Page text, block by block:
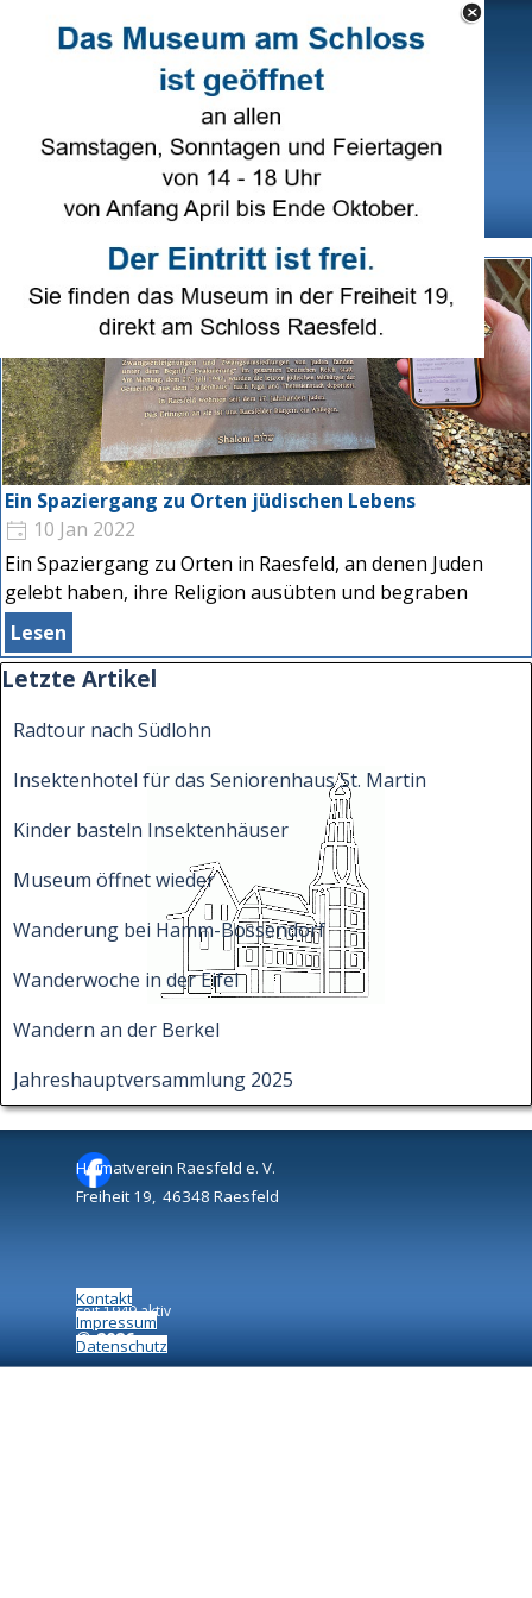
Select Language ▼
Menü überspringen
Ein Spaziergang zu Orten jüdischen Lebens
10 Jan 2022
Ein Spaziergang zu Orten in Raesfeld, an denen Juden
gelebt haben, ihre Religion ausübten und begraben
wurden.
Lesen
Block überspringen Letzte Artikel
Letzte Artikel
Radtour nach Südlohn
Insektenhotel für das Seniorenhaus St. Martin
Kinder basteln Insektenhäuser
Museum öffnet wieder
Wanderung bei Hamm-Bossendorf
Wanderwoche in der Eifel
Wandern an der Berkel
Jahreshauptversammlung 2025
Heimatverein Raesfeld e. V.
Freiheit 19, 46348 Raesfeld
seit 1949 aktiv
© 2026
Kontakt
Impressum
Datenschutz